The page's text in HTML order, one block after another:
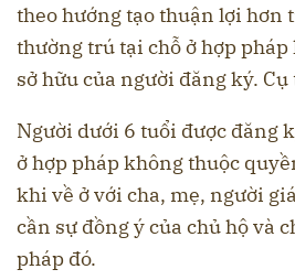
theo hướng tạo thuận lợi hơn
thường trú tại chỗ ở hợp
sở hữu của người đăng ký. Cụ
Người dưới 6 tuổi được đăng
ở hợp pháp không thuộc
khi về ở với cha, mẹ, người
cần sự đồng ý của chủ hộ và
pháp đó.